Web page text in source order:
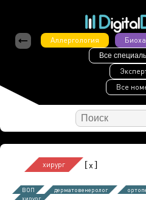
Аллергология
Все
Все
хирург [x]
ВОП дерматовенеролог
хирург